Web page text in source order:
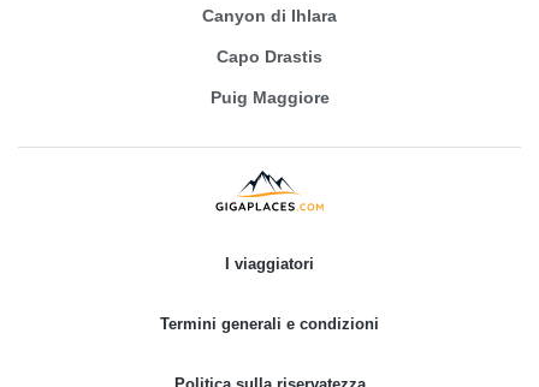
Canyon di Ihlara
Capo Drastis
Puig Maggiore
I viaggiatori
Termini generali e condizioni